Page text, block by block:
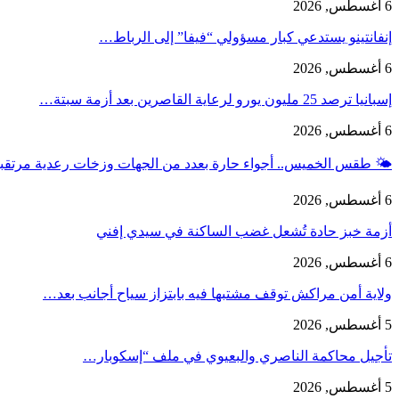
6 أغسطس, 2026
إنفانتينو يستدعي كبار مسؤولي “فيفا” إلى الرباط…
6 أغسطس, 2026
إسبانيا ترصد 25 مليون يورو لرعاية القاصرين بعد أزمة سبتة…
6 أغسطس, 2026
🌤️ طقس الخميس.. أجواء حارة بعدد من الجهات وزخات رعدية
6 أغسطس, 2026
أزمة خبز حادة تُشعل غضب الساكنة في سيدي إفني
6 أغسطس, 2026
ولاية أمن مراكش توقف مشتبها فيه بابتزاز سياح أجانب بعد…
5 أغسطس, 2026
تأجيل محاكمة الناصري والبعيوي في ملف “إسكوبار…
5 أغسطس, 2026